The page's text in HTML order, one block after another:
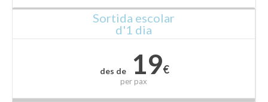
Sortida escolar
d'1 dia
des de19€
per pax